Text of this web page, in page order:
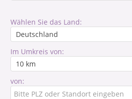
Wählen Sie das Land:
Im Umkreis von:
von: